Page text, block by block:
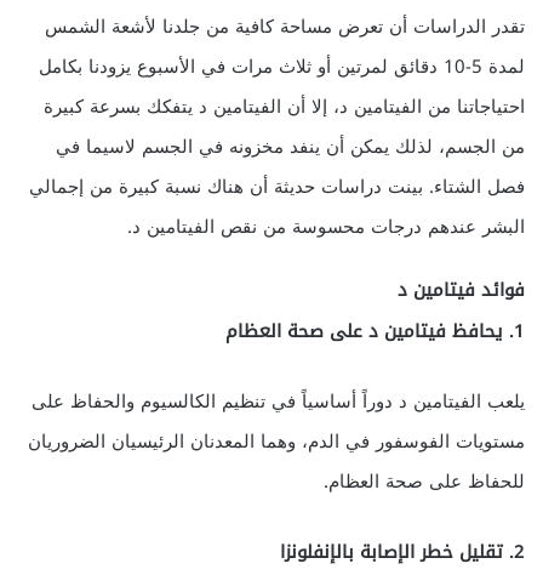
تقدر الدراسات أن تعرض مساحة كافية من جلدنا لأشعة الشمس
لمدة 5-10 دقائق لمرتين أو ثلاث مرات في الأسبوع يزودنا بكامل
احتياجاتنا من الفيتامين د، إلا أن الفيتامين د يتفكك بسرعة كبيرة
من الجسم، لذلك يمكن أن ينفد مخزونه في الجسم لاسيما في
فصل الشتاء. بينت دراسات حديثة أن هناك نسبة كبيرة من إجمالي
البشر عندهم درجات محسوسة من نقص الفيتامين د.
فوائد فيتامين د
1. يحافظ فيتامين د على صحة العظام
يلعب الفيتامين د دوراً أساسياً في تنظيم الكالسيوم والحفاظ على
مستويات الفوسفور في الدم، وهما المعدنان الرئيسيان الضروريان
للحفاظ على صحة العظام.
2. تقليل خطر الإصابة بالإنفلونزا